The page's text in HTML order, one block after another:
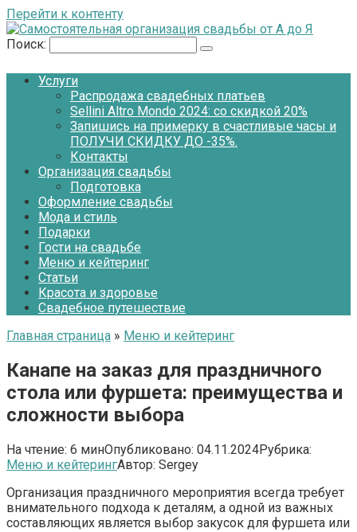
Перейти к контенту
Поиск:
Услуги
Распродажа свадебных платьев
Sellini Altro Mondo 2024: со скидкой 20%
Запишись на примерку в счастливые часы и
ПОЛУЧИ СКИДКУ ДО -35%.
Контакты
Организация свадьбы
Подготовка
Оформление свадьбы
Мода и стиль
Подарки
Гости на свадьбе
Меню и кейтеринг
Статьи
Красота и здоровье
Свадебное путешествие
Главная страница » Меню и кейтеринг
Канапе на заказ для праздничного
стола или фуршета: преимущества и
сложности выбора
На чтение: 6 минОпубликовано: 04.11.2024Рубрика:
Меню и кейтерингАвтор: Sergey
Организация праздничного мероприятия всегда требует
внимательного подхода к деталям, а одной из важных
составляющих является выбор закусок для фуршета или